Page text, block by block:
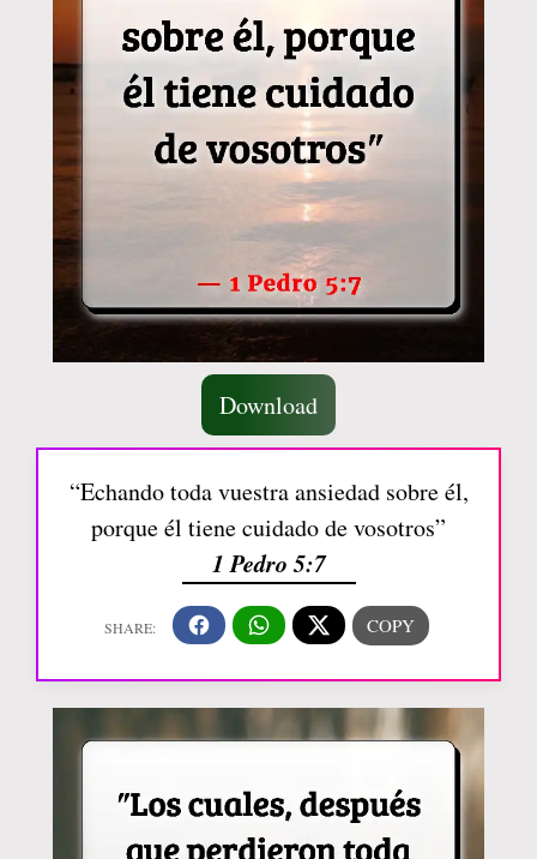
Download
“Echando toda vuestra ansiedad sobre él,
porque él tiene cuidado de vosotros”
1 Pedro 5:7